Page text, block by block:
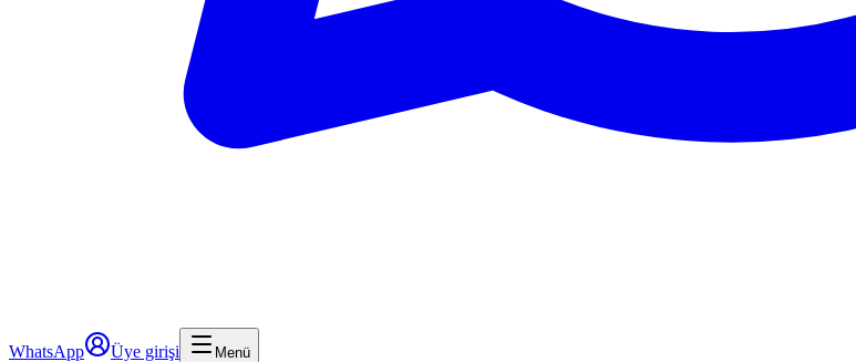
WhatsApp Üye girişi Menü